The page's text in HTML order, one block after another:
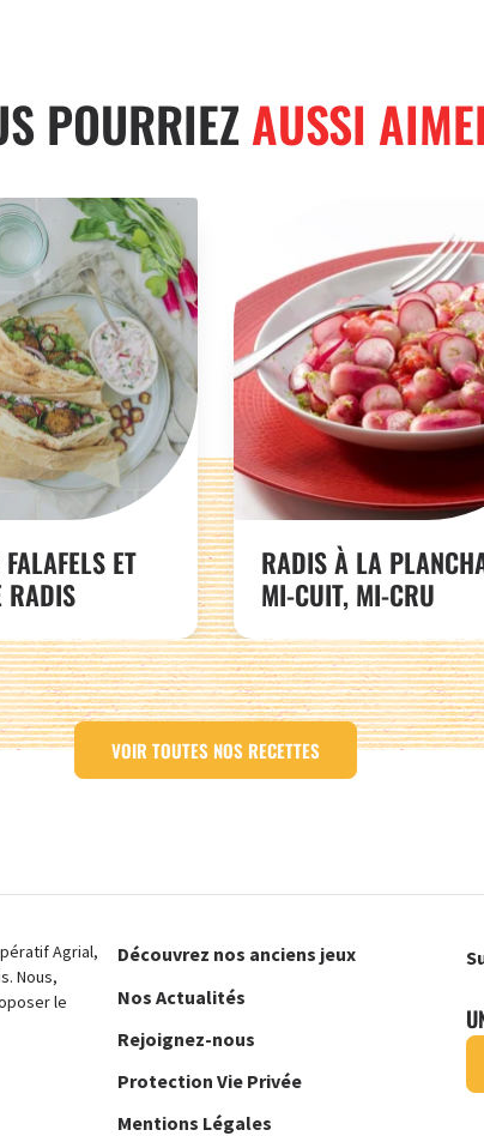
POURRIEZAUSSI
ET
RADIS
RADIS À LA
MI-CUIT, MI-CRU
VOIR TOUTES NOS RECETTES
Agrial,
Nous,
le
Découvrez nos anciens jeux
Nos Actualités
Rejoignez-nous
Protection Vie Privée
Mentions Légales